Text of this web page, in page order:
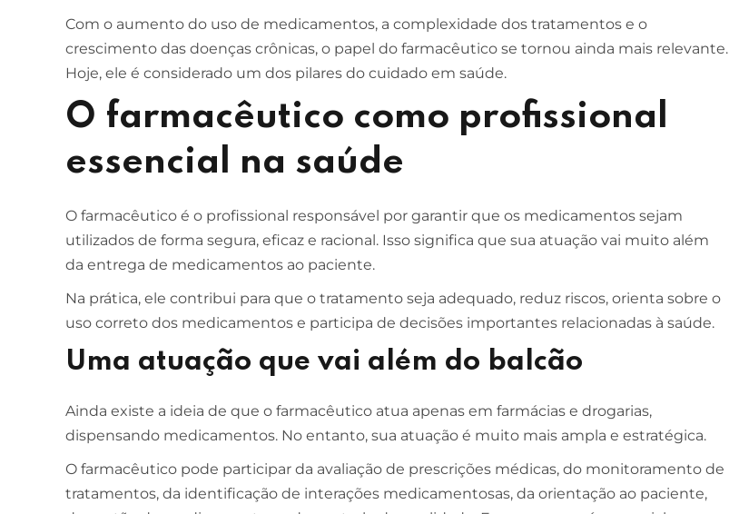
Com o aumento do uso de medicamentos, a complexidade dos tratamentos e o
crescimento das doenças crônicas, o papel do farmacêutico se tornou ainda mais relevante.
Hoje, ele é considerado um dos pilares do cuidado em saúde.
O farmacêutico como profissional
essencial na saúde
O farmacêutico é o profissional responsável por garantir que os medicamentos sejam
utilizados de forma segura, eficaz e racional. Isso significa que sua atuação vai muito além
da entrega de medicamentos ao paciente.
Na prática, ele contribui para que o tratamento seja adequado, reduz riscos, orienta sobre o
uso correto dos medicamentos e participa de decisões importantes relacionadas à saúde.
Uma atuação que vai além do balcão
Ainda existe a ideia de que o farmacêutico atua apenas em farmácias e drogarias,
dispensando medicamentos. No entanto, sua atuação é muito mais ampla e estratégica.
O farmacêutico pode participar da avaliação de prescrições médicas, do monitoramento de
tratamentos, da identificação de interações medicamentosas, da orientação ao paciente,